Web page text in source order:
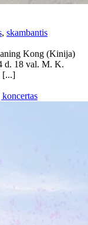
, skambantis
Kong (Kinija)
d. 18 val. M. K.
[...]